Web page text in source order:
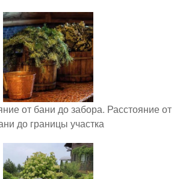
от бани до забора. Расстояние от
до границы участка